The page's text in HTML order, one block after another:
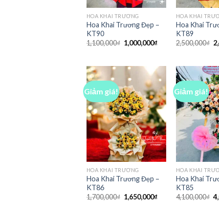
HOA KHAI TRƯƠNG
Hoa Khai Trương Đẹp –
KT90
1,100,000₫ Giá
gốc
1,000,000₫Giá
1,000,000₫.
HOA KHAI
Hoa Khai
KT89
2,500,000₫
Giảm giá!
HOA KHAI TRƯƠNG
Hoa Khai Trương Đẹp –
KT86
1,700,000₫ Giá
gốc
1,650,000₫Giá
Giảm giá!
HOA KHAI
Hoa Khai
KT85
4,100,000₫